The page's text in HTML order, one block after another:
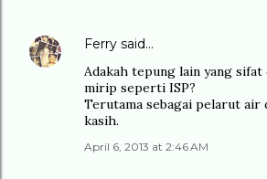
Ferry said…
Adakah tepung lain yang sifat
mirip seperti ISP?
Terutama sebagai pelarut air
kasih.
April 6, 2013 at 2:46 AM